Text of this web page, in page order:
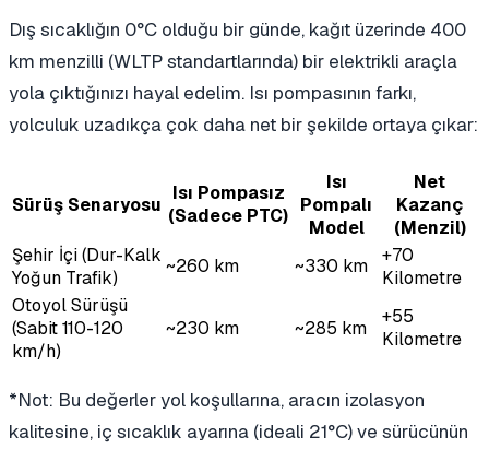
Dış sıcaklığın 0°C olduğu bir günde, kağıt üzerinde 400
km menzilli (WLTP standartlarında) bir elektrikli araçla
yola çıktığınızı hayal edelim. Isı pompasının farkı,
yolculuk uzadıkça çok daha net bir şekilde ortaya çıkar:
Sürüş Senaryosu
Isı Pompasız
(Sadece PTC)
Isı
Pompalı
Model
Net
Kazanç
(Menzil)
Şehir İçi (Dur-Kalk
Yoğun Trafik)
~260 km ~330 km
+70
Kilometre
Otoyol Sürüşü
(Sabit 110-120
km/h)
~230 km ~285 km
+55
Kilometre
*Not: Bu değerler yol koşullarına, aracın izolasyon
kalitesine, iç sıcaklık ayarına (ideali 21°C) ve sürücünün